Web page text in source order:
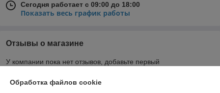
Сегодня работает с 09:00 до 18:00
Показать весь график работы
Отзывы о магазине
У компании пока нет отзывов, добавьте первый
Обработка файлов cookie